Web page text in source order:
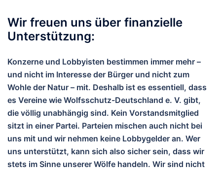
Wir freuen uns über finanzielle
Unterstützung:
Konzerne und Lobbyisten bestimmen immer mehr –
und nicht im Interesse der Bürger und nicht zum
Wohle der Natur – mit. Deshalb ist es essentiell, dass
es Vereine wie Wolfsschutz-Deutschland e. V. gibt,
die völlig unabhängig sind. Kein Vorstandsmitglied
sitzt in einer Partei. Parteien mischen auch nicht bei
uns mit und wir nehmen keine Lobbygelder an. Wer
uns unterstützt, kann sich also sicher sein, dass wir
stets im Sinne unserer Wölfe handeln. Wir sind nicht